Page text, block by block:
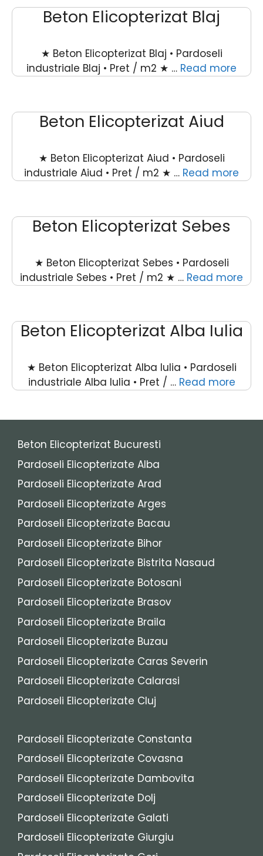
Beton Elicopterizat Blaj
★ Beton Elicopterizat Blaj • Pardoseli
industriale Blaj • Pret / m2 ★ … Read more
Beton Elicopterizat Aiud
★ Beton Elicopterizat Aiud • Pardoseli
industriale Aiud • Pret / m2 ★ … Read more
Beton Elicopterizat Sebes
★ Beton Elicopterizat Sebes • Pardoseli
industriale Sebes • Pret / m2 ★ … Read more
Beton Elicopterizat Alba Iulia
★ Beton Elicopterizat Alba Iulia • Pardoseli
industriale Alba Iulia • Pret / … Read more
Beton Elicopterizat Bucuresti
Pardoseli Elicopterizate Alba
Pardoseli Elicopterizate Arad
Pardoseli Elicopterizate Arges
Pardoseli Elicopterizate Bacau
Pardoseli Elicopterizate Bihor
Pardoseli Elicopterizate Bistrita Nasaud
Pardoseli Elicopterizate Botosani
Pardoseli Elicopterizate Brasov
Pardoseli Elicopterizate Braila
Pardoseli Elicopterizate Buzau
Pardoseli Elicopterizate Caras Severin
Pardoseli Elicopterizate Calarasi
Pardoseli Elicopterizate Cluj
Pardoseli Elicopterizate Constanta
Pardoseli Elicopterizate Covasna
Pardoseli Elicopterizate Dambovita
Pardoseli Elicopterizate Dolj
Pardoseli Elicopterizate Galati
Pardoseli Elicopterizate Giurgiu